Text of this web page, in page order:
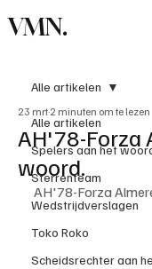
VMN.
Alle artikelen
Spelers aan het
Sterrenteam
Wedstrijdverslagen
Toko Roko
Scheidsrechter aan
Alle artikelen
AH'78-Forza
woord.
23 mrt 2 minuten om te lezen
AH'78-Forza